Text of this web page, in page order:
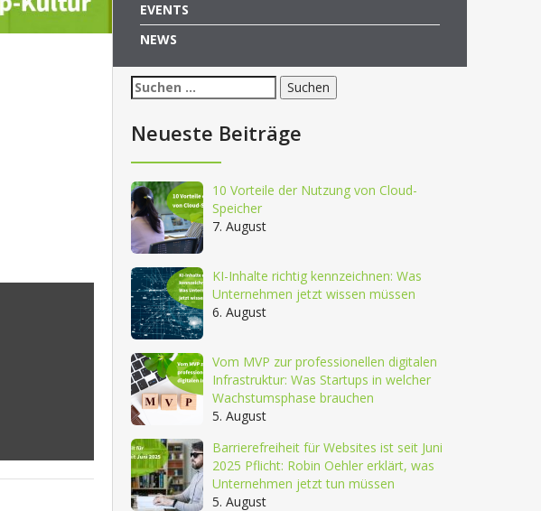
EVENTS
NEWS
Suchen
nach:
Neueste Beiträge
10 Vorteile der Nutzung von Cloud-
Speicher
7. August
KI-Inhalte richtig kennzeichnen: Was
Unternehmen jetzt wissen müssen
6. August
Vom MVP zur professionellen digitalen
Infrastruktur: Was Startups in welcher
Wachstumsphase brauchen
5. August
Barrierefreiheit für Websites ist seit Juni
2025 Pflicht: Robin Oehler erklärt, was
Unternehmen jetzt tun müssen
5. August